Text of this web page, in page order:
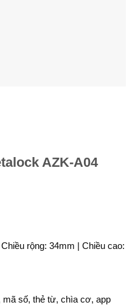
AZK-A04
rộng: 34mm | Chiều cao:
mã số, thẻ từ, chìa cơ, app